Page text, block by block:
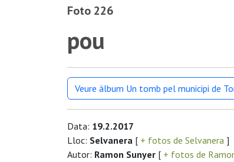
Foto 226
pou
Veure àlbum Un tomb pel municipi de
Data: 19.2.2017
Lloc: Selvanera [ + fotos de Selvanera ]
Autor: Ramon Sunyer [ + fotos de